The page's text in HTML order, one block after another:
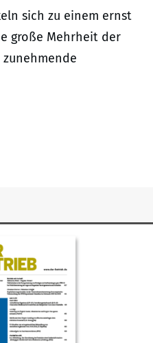
sich zu einem ernst
große Mehrheit der